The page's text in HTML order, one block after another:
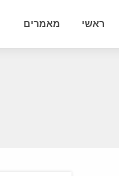
ראשי מאמרים